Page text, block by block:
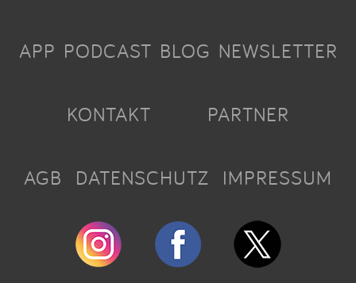
APP PODCAST BLOG NEWSLETTER
KONTAKT PARTNER
AGB DATENSCHUTZ IMPRESSUM